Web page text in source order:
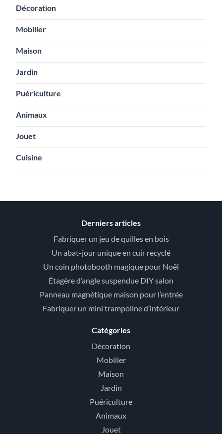
Décoration
Mobilier
Maison
Jardin
Puériculture
Animaux
Jouet
Cuisine
Derniers articles
Fabriquer un jeu de quilles en bois
Un abat-jour unique en cuir recyclé
Un coin photobooth magique pour Noël
Étagère d’angle suspendue DIY salon
Panneau magnétique maison pour l’entrée
Fabriquer un mini trampoline d’intérieur
Catégories
Décoration
Mobilier
Maison
Jardin
Puériculture
Animaux
Jouet